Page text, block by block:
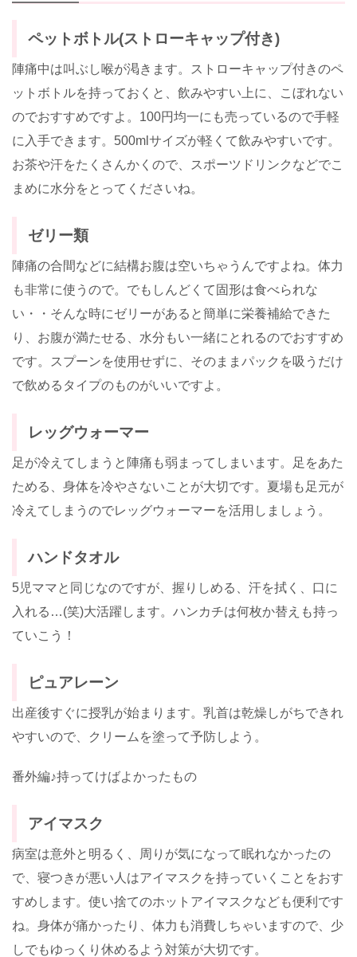
ペットボトル(ストローキャップ付き)
陣痛中は叫ぶし喉が渇きます。ストローキャップ付きのペ
ットボトルを持っておくと、飲みやすい上に、こぼれない
のでおすすめですよ。100円均一にも売っているので手軽
に入手できます。500mlサイズが軽くて飲みやすいです。
お茶や汗をたくさんかくので、スポーツドリンクなどでこ
まめに水分をとってくださいね。
ゼリー類
陣痛の合間などに結構お腹は空いちゃうんですよね。体力
も非常に使うので。でもしんどくて固形は食べられな
い・・そんな時にゼリーがあると簡単に栄養補給できた
り、お腹が満たせる、水分もい一緒にとれるのでおすすめ
です。スプーンを使用せずに、そのままパックを吸うだけ
で飲めるタイプのものがいいですよ。
レッグウォーマー
足が冷えてしまうと陣痛も弱まってしまいます。足をあた
ためる、身体を冷やさないことが大切です。夏場も足元が
冷えてしまうのでレッグウォーマーを活用しましょう。
ハンドタオル
5児ママと同じなのですが、握りしめる、汗を拭く、口に
入れる…(笑)大活躍します。ハンカチは何枚か替えも持っ
ていこう！
ピュアレーン
出産後すぐに授乳が始まります。乳首は乾燥しがちできれ
やすいので、クリームを塗って予防しよう。
番外編♪持ってけばよかったもの
アイマスク
病室は意外と明るく、周りが気になって眠れなかったの
で、寝つきが悪い人はアイマスクを持っていくことをおす
すめします。使い捨てのホットアイマスクなども便利です
ね。身体が痛かったり、体力も消費しちゃいますので、少
しでもゆっくり休めるよう対策が大切です。